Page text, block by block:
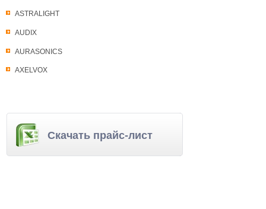
ASTRALIGHT
AUDIX
AURASONICS
AXELVOX
Скачать прайс-лист